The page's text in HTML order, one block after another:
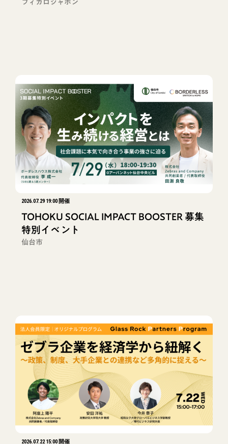
フィガロジャポン
2026.07.29 19:00 開催
TOHOKU SOCIAL IMPACT BOOSTER 募集
特別イベント
仙台市
2026.07.22 15:00 開催